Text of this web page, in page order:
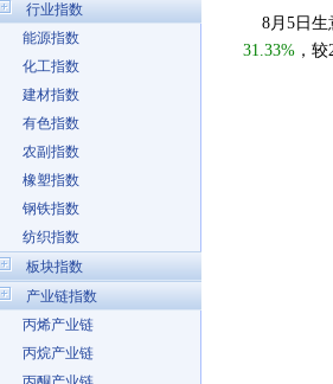
行业指数
能源指数
化工指数
建材指数
有色指数
农副指数
橡塑指数
钢铁指数
纺织指数
板块指数
产业链指数
丙烯产业链
丙烷产业链
8月5日生
31.33% ，